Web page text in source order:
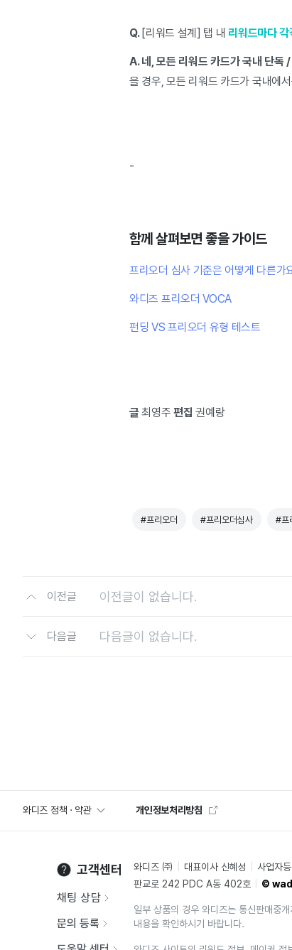
Q. [리워드 설계] 탭 내 리워드마다
A.네, 모든 리워드 카드가 국내 단독
을 경우, 모든 리워드 카드가 국내에
-
함께 살펴보면 좋을 가이드
프리오더 심사 기준은 어떻게 다른가
와디즈 프리오더 VOCA
펀딩 VS 프리오더 유형 테스트
글 최영주편집 권예랑
#프리오더 #프리오더심사 #프
이전글 이전글이 없습니다.
다음글 다음글이 없습니다.
와디즈 정책 · 약관 개인정보처리방침
고객센터
채팅 상담
문의 등록
와디즈 ㈜ 대표이사 신혜성 사업자
판교로 242 PDC A동 402호
©
일부 상품의 경우 와디즈는 통신판매중
내용을 확인하시기 바랍니다.